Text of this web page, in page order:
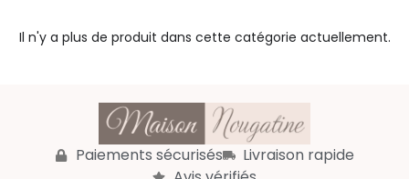
Il n'y a plus de produit dans cette catégorie actuellement.
Paiements sécurisés
Livraison rapide